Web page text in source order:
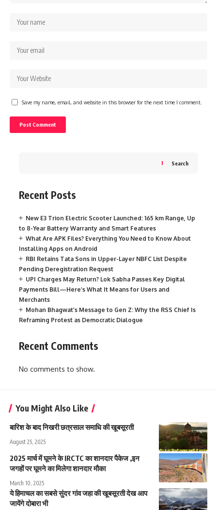
Save my name, email, and website in this browser for the next time I comment.
Search
Recent Posts
New E3 Trion Electric Scooter Launched: 165 km Range, Up
to 8-Year Battery Warranty and Smart Features
What Are APK Files? Everything You Need to Know About
Installing Apps on Android
RBI Retains Tata Sons in Upper-Layer NBFC List Despite
Pending Deregistration Request
UPI Charges May Return? Lok Sabha Passes Key Digital
Payments Bill—Here’s What It Means for Users and
Merchants
Mohan Bhagwat’s Message to Gen Z: Why the RSS Chief Is
Reframing Protest as Democratic Dialogue
Recent Comments
No comments to show.
You Might Also Like
बारिश के बाद निखरी छत्रसाल समाधि की खूबसूरती
August 25, 2025
2025 मार्च में घूमने के IRCTC का शानदार पैकेज ,इन
जगहों पर घूमने का मिलेगा शानदार मौका
March 10, 2025
ये हिमाचल का सबसे सुंदर गांव जहा की खूबसूरती देख आप
जायेंगे दोबारा भी